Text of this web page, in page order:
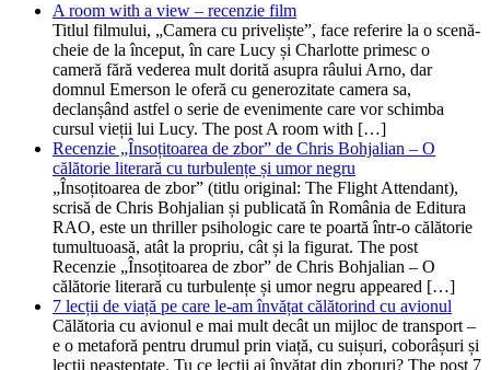
A room with a view – recenzie film
Titlul filmului, „Camera cu priveliște”, face referire la o scenă-
cheie de la început, în care Lucy și Charlotte primesc o
cameră fără vederea mult dorită asupra râului Arno, dar
domnul Emerson le oferă cu generozitate camera sa,
declanșând astfel o serie de evenimente care vor schimba
cursul vieții lui Lucy. The post A room with […]
Recenzie „Însoțitoarea de zbor” de Chris Bohjalian – O
călătorie literară cu turbulențe și umor negru
„Însoțitoarea de zbor” (titlu original: The Flight Attendant),
scrisă de Chris Bohjalian și publicată în România de Editura
RAO, este un thriller psihologic care te poartă într-o călătorie
tumultuoasă, atât la propriu, cât și la figurat. The post
Recenzie „Însoțitoarea de zbor” de Chris Bohjalian – O
călătorie literară cu turbulențe și umor negru appeared […]
7 lecții de viață pe care le-am învățat călătorind cu avionul
Călătoria cu avionul e mai mult decât un mijloc de transport –
e o metaforă pentru drumul prin viață, cu suișuri, coborâșuri și
lecții neașteptate. Tu ce lecții ai învățat din zboruri? The post 7